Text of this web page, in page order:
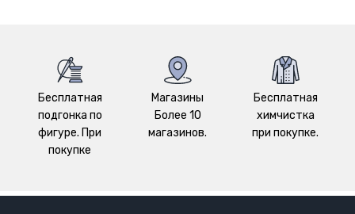
Бесплатная
подгонка по
фигуре. При
покупке
Магазины
Более 10
магазинов.
Бесплатная
химчистка
при покупке.